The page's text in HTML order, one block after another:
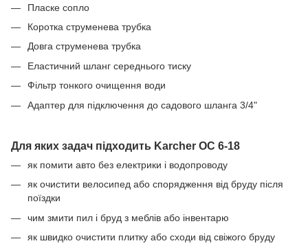
Пласке сопло
Коротка струменева трубка
Довга струменева трубка
Еластичний шланг середнього тиску
Фільтр тонкого очищення води
Адаптер для підключення до садового шланга 3/4"
Для яких задач підходить Karcher OC 6-18
як помити авто без електрики і водопроводу
як очистити велосипед або спорядження від бруду після
поїздки
чим змити пил і бруд з меблів або інвентарю
як швидко очистити плитку або сходи від свіжого бруду